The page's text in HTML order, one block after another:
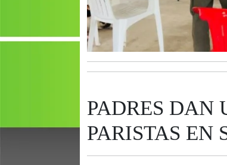
PADRES DAN
PARISTAS EN